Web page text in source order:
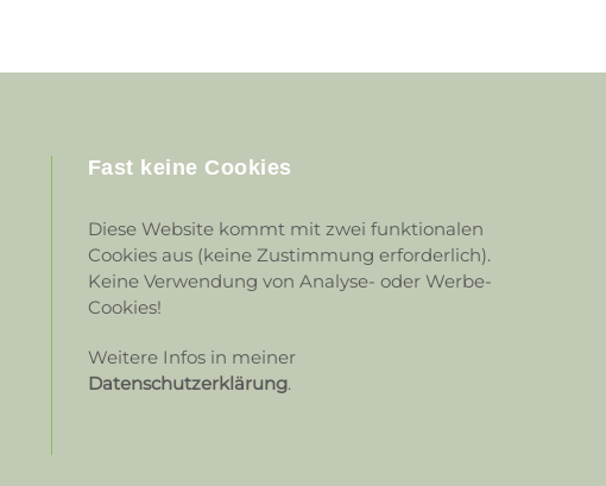
Fast keine Cookies
Diese Website kommt mit zwei funktionalen
Cookies aus (keine Zustimmung erforderlich).
Keine Verwendung von Analyse- oder Werbe-
Cookies!
Weitere Infos in meiner
Datenschutzerklärung.